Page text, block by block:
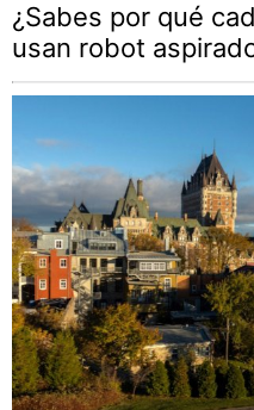
¿Sabes por qué
usan robot